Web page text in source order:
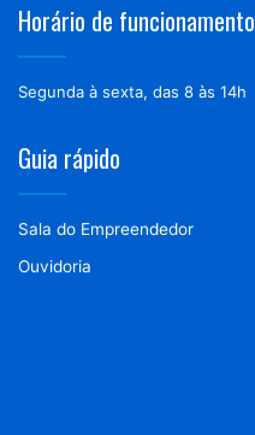
Horário de funcionamento
Segunda à sexta, das 8 às 14h
Guia rápido
Sala do Empreendedor
Ouvidoria